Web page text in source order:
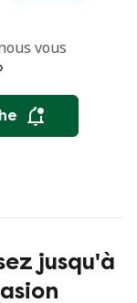
vous
jusqu'à